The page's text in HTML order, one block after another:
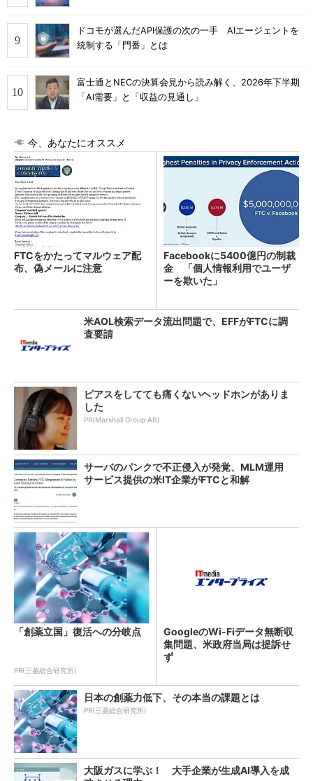
ドコモが選んだAPI保護の次の一手 AIエージェントを
統制する「門番」とは
富士通とNECの決算会見から読み解く、2026年下半期
「AI需要」と「収益の見通し」
今、あなたにオススメ
FTCをかたってマルウェア配
布、偽メールに注意
Facebookに5400億円の制裁
金 「個人情報利用でユーザ
ーを欺いた」
米AOL検索データ流出問題で、EFFがFTCに調
査要請
ピアスをしてても痛くないヘッドホンがありま
した
PR(Marshall Group AB)
サーバのパンクで不正侵入が発覚、MLM運用
サービス提供の米IT企業がFTCと和解
「創薬立国」復活への分岐点
PR(三菱総合研究所)
GoogleのWi-Fiデータ無断収
集問題、米政府当局は提訴せ
ず
日本の創薬力低下、その本当の課題とは
PR(三菱総合研究所)
大阪ガスに学ぶ！ 大手企業が生成AI導入を成